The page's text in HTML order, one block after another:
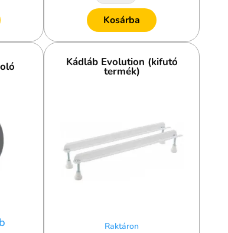
Kosárba
Kádláb Evolution (kifutó
termék)
Raktáron